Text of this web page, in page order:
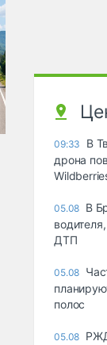
09:33
В
дрона
05.08 В
ДТП
05.08
полос
05.08